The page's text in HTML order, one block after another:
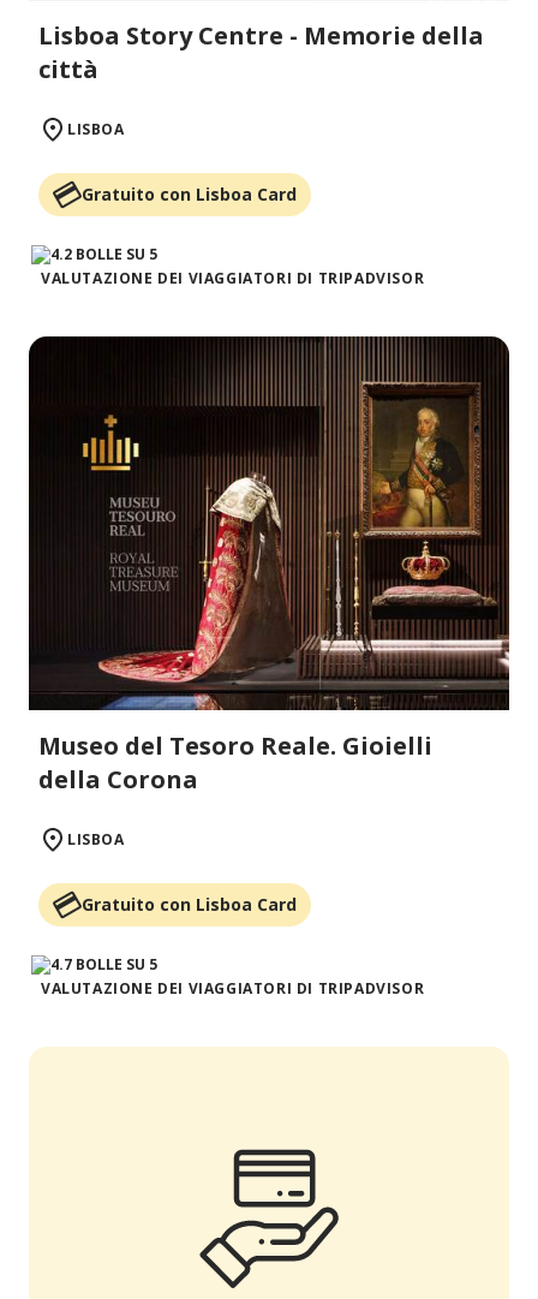
Lisboa Story Centre - Memorie della
città
LISBOA
Gratuito con Lisboa Card
VALUTAZIONE DEI VIAGGIATORI DI TRIPADVISOR
Museo del Tesoro Reale. Gioielli
della Corona
LISBOA
Gratuito con Lisboa Card
VALUTAZIONE DEI VIAGGIATORI DI TRIPADVISOR